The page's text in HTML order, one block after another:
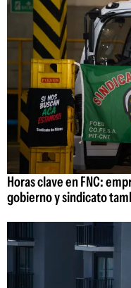
Horas clave en FNC:
gobierno y sindicato